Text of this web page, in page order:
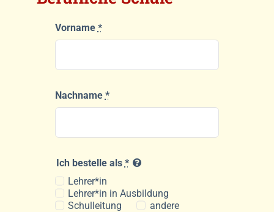
Vorname *
Nachname *
Ich bestelle als *
Lehrer*in
Lehrer*in in Ausbildung
Schulleitung
andere